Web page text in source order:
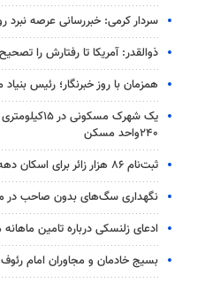
سردار کرمی: خبررسانی عرصه
ذوالقدر: آمریکا تا رفتارش را
همزمان با روز خبرنگار؛ رئیس
یک شهرک
۲۴۰واحد مسکن
ثبت‌نام ۸۶ هزار زائر برای اسکان دهه پایانی صفر در مشهد
نگهداری سگ‌های بدون صاحب در
ادعای زلنسکی درباره تامین
بسیج خادمان و مجاوران امام رئوف